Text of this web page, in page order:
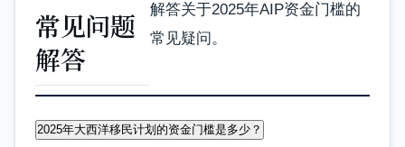
常见问题
解答
解答关于2025年AIP资金门槛的
常见疑问。
2025年大西洋移民计划的资金门槛是多少？